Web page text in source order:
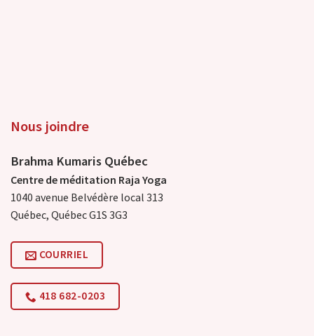
Nous joindre
Brahma Kumaris Québec
Centre de méditation Raja Yoga
1040 avenue Belvédère local 313
Québec, Québec G1S 3G3
COURRIEL
418 682-0203